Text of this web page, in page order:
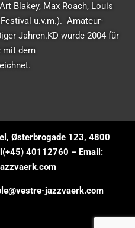
Blakey, Max Roach, Louis
u.v.m.). Amateur-
Jahren.KD wurde 2004 für
mit dem
Østerbrogade 123, 4800
40112760 – Email:
jazzvaerk.com